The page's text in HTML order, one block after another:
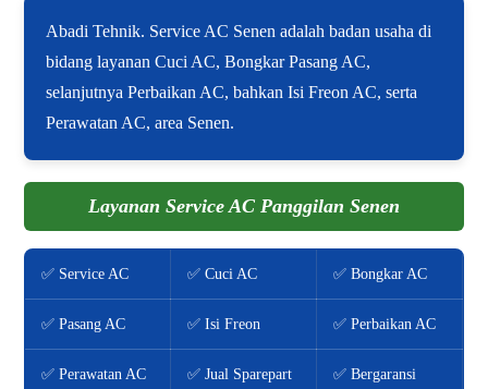
Abadi Tehnik. Service AC Senen adalah badan usaha di
bidang layanan Cuci AC, Bongkar Pasang AC,
selanjutnya Perbaikan AC, bahkan Isi Freon AC, serta
Perawatan AC, area Senen.
Layanan Service AC Panggilan Senen
✅ Service AC ✅ Cuci AC ✅ Bongkar AC
✅ Pasang AC ✅ Isi Freon ✅ Perbaikan AC
✅ Perawatan AC ✅ Jual Sparepart ✅ Bergaransi